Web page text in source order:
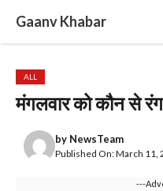
content
Gaanv Khabar
ALL
मंगलवार को कौन से
by NewsTeam
Published On: March 11,
---